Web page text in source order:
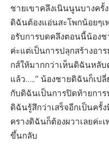
ชายเขาคลึงเนินนูนบางครั้
ดิฉันต้องแอ่นสะโพกน้อยๆเ
อรับการบดคลึงตอนนี้น้อง
ค่ะแต่เป็นการปลุกสร้างอา
กส์ให้มากกว่าเห็นดิฉันหลับ
แล้ว…..” น้องชายดิฉันก็เป
กับดิฉันเป็นการปิดท้ายกา
ดิฉันรู้สึกว่าเสร็จอีกเป็นครั้
ครางดิฉันก็ต้องผวาเลยค่ะ
ขึ้นกลับ